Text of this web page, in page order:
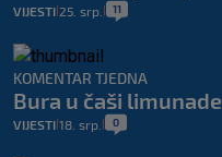
VIJESTI 25. srp. 11
KOMENTAR TJEDNA
Bura u čaši limunade
VIJESTI 18. srp. 0